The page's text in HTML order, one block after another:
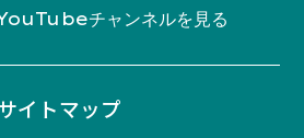
チャンネルを見る
イトマップ